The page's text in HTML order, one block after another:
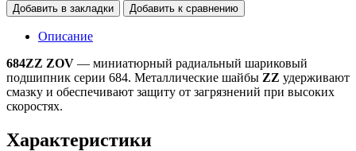
Добавить в закладки Добавить к сравнению
Описание
684ZZ ZOV — миниатюрный радиальный шариковый
подшипник серии 684. Металлические шайбы ZZ удерживают
смазку и обеспечивают защиту от загрязнений при высоких
скоростях.
Характеристики